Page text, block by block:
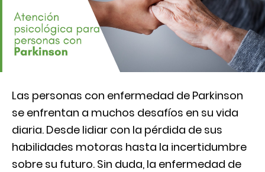
Las personas con enfermedad de Parkinson
se enfrentan a muchos desafíos en su vida
diaria. Desde lidiar con la pérdida de sus
habilidades motoras hasta la incertidumbre
sobre su futuro. Sin duda, la enfermedad de